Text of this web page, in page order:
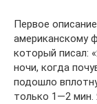
Первое
американскому
который писал:
ночи, когда
подошло
только 1—2 мин.